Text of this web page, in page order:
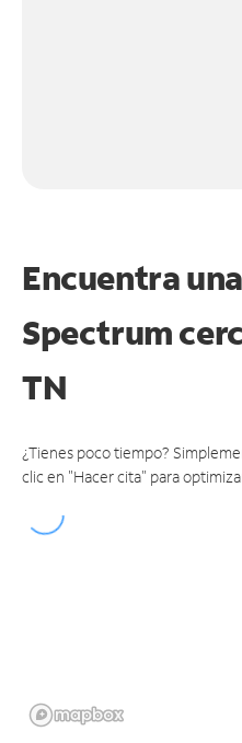
Encuentra
Spectrum
TN
¿Tienes poco tiempo?
clic en "Hacer cita" para